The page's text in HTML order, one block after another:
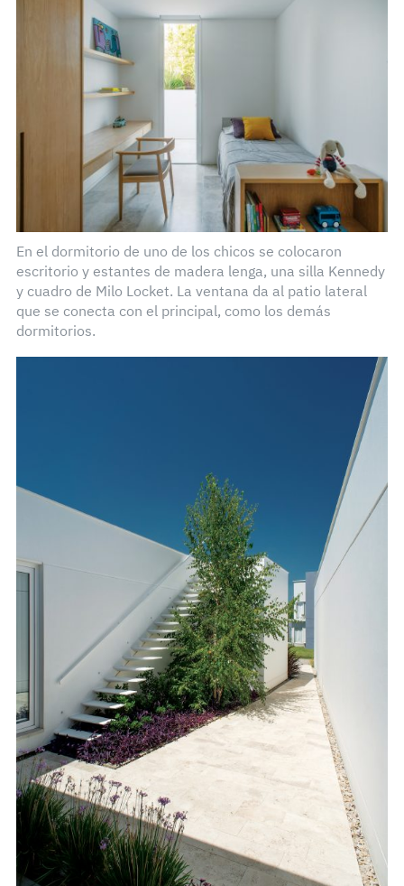
En el dormitorio de uno de los chicos se colocaron
escritorio y estantes de madera lenga, una silla Kennedy
y cuadro de Milo Locket. La ventana da al patio lateral
que se conecta con el principal, como los demás
dormitorios.